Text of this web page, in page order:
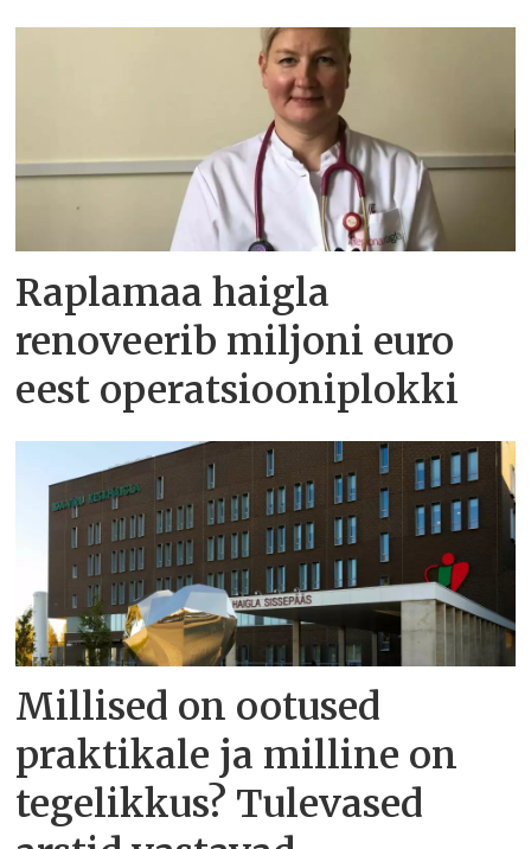
Raplamaa haigla
renoveerib miljoni euro
eest operatsiooniplokki
Millised on ootused
praktikale ja milline on
tegelikkus? Tulevased